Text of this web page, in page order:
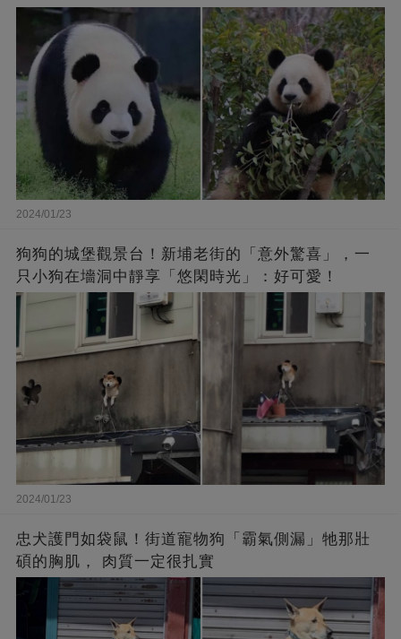
2024/01/23
狗狗的城堡觀景台！新埔老街的「意外驚喜」，一
只小狗在墻洞中靜享「悠閑時光」：好可愛！
2024/01/23
忠犬護門如袋鼠！街道寵物狗「霸氣側漏」牠那壯
碩的胸肌， 肉質一定很扎實